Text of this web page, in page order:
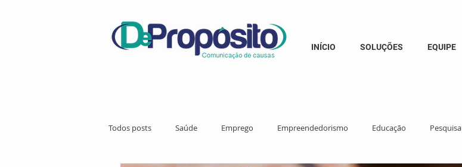
INÍCIO SOLUÇÕES EQUIPE
Todos posts Saúde Emprego Empreendedorismo Educação Pesquisa